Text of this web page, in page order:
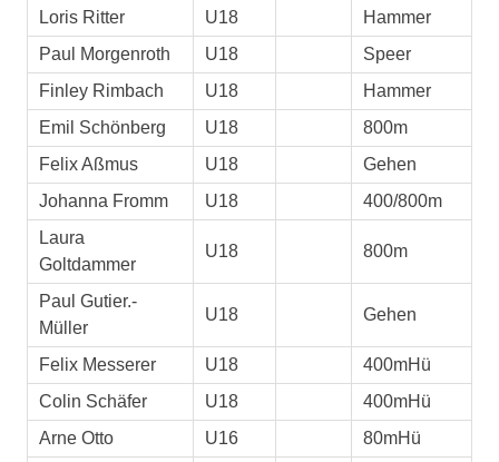
Loris Ritter U18
Hammer
Paul Morgenroth
U18
Speer
Finley Rimbach
U18
Hammer
Emil Schönberg
U18
800m
Felix Aßmus
U18
Gehen
Johanna Fromm
U18
400/800m
Laura
Goltdammer
U18 800m
Paul Gutier.-
Müller
U18 Gehen
Felix Messerer U18
400mHü
Colin Schäfer
U18
400mHü
Arne Otto
U16
80mHü